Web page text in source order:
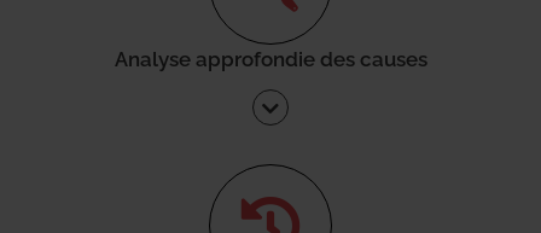
Analyse approfondie des causes